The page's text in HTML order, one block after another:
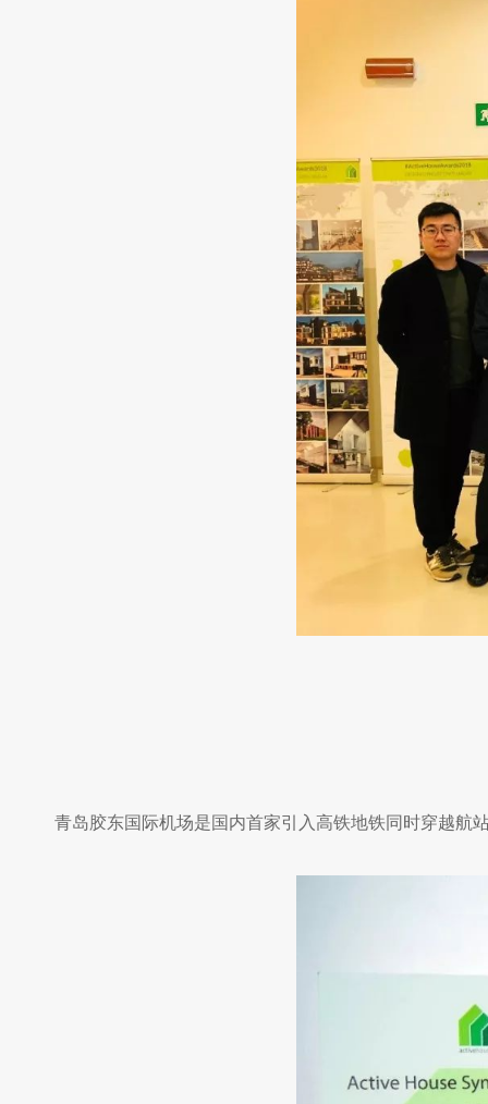
青岛胶东国际机场是国内首家引入高铁地铁同时穿越航